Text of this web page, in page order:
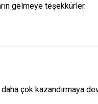
gelmeye teşekkürler.
çok kazandırmaya